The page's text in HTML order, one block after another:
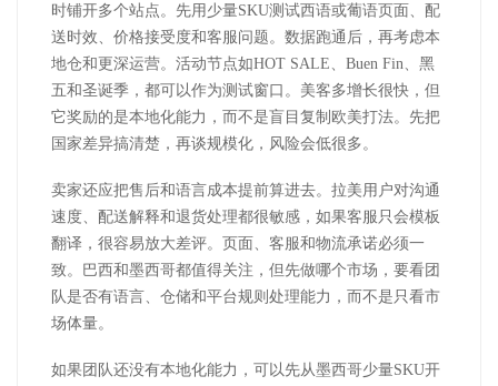
时铺开多个站点。先用少量SKU测试西语或葡语页面、配
送时效、价格接受度和客服问题。数据跑通后，再考虑本
地仓和更深运营。活动节点如HOT SALE Buen Fin 、黑
五和圣诞季，都可以作为测试窗口。美客多增长很快，但
它奖励的是本地化能力，而不是盲目复制欧美打法。先把
国家差异搞清楚，再谈规模化，风险会低很多。
卖家还应把售后和语言成本提前算进去。拉美用户对沟通
速度、配送解释和退货处理都很敏感，如果客服只会模板
翻译，很容易放大差评。页面、客服和物流承诺必须一
致。巴西和墨西哥都值得关注，但先做哪个市场，要看团
队是否有语言、仓储和平台规则处理能力，而不是只看市
场体量。
如果团队还没有本地化能力，可以先从墨西哥少量SKU开